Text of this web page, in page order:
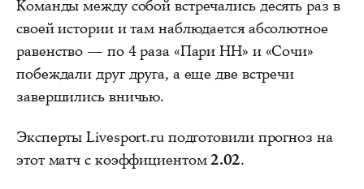
Команды между собой встречались десять раз в
своей истории и там наблюдается абсолютное
равенство — по 4 раза «Пари НН» и «Сочи»
побеждали друг друга, а еще две встречи
завершились вничью.
Эксперты Livesport.ru подготовили прогноз на
этот матч с коэффициентом2.02.